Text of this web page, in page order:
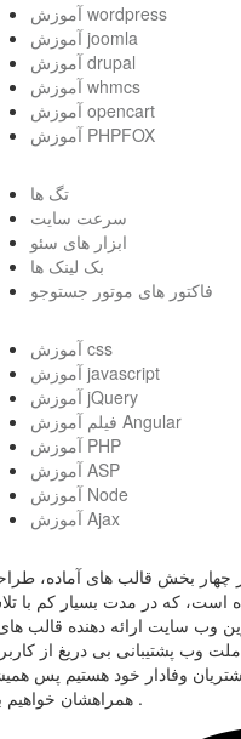
آموزش wordpress
آموزش joomla
آموزش drupal
آموزش whmcs
آموزش opencart
آموزش PHPFOX
تگ ها
سرعت سایت
ابزار های سئو
بک لینک ها
فاکتور های موتور جستوجو
آموزش css
آموزش javascript
آموزش jQuery
فیلم آموزش Angular
آموزش PHP
آموزش ASP
آموزش Node
آموزش Ajax
خود را در چهار بخش قالب های آماده،
است، که در مدت بسیار کم با
وب سایت ارائه دهنده قالب
وب پشتیبانی بی دریغ از
وفادار خود هستیم پس
همراهشان خواهیم بود .